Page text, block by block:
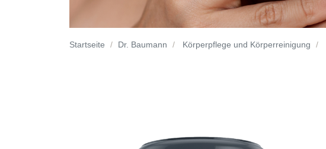
Startseite Dr. Baumann Körperpflege und Körperreinigung